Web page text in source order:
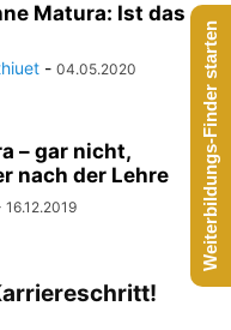
Matura: Ist das
- 04.05.2020
– gar nicht,
nach der Lehre
16.12.2019 Weiterbildungs-Finder starten